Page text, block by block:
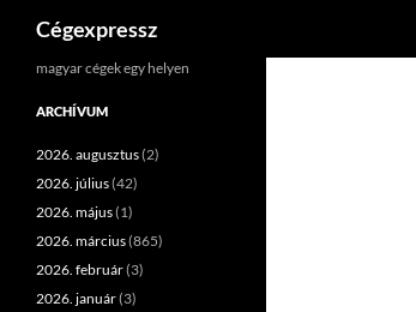
Kilépés
Cégexpressz
magyar cégek egy helyen
ARCHÍVUM
2026. augusztus(2)
2026. július(42)
2026. május(1)
2026. március(865)
2026. február(3)
2026. január(3)